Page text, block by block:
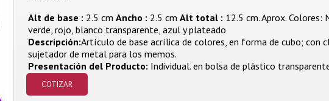
Alt de base : 2.5 cm Ancho : 2.5 cm Alt total : 12.5 cm. Aprox. Colores:
verde, rojo, blanco transparente, azul y plateado
Descripción:Artículo de base acrílica de colores, en forma de cubo; con
sujetador de metal para los memos.
Presentación del Producto: Individual. en bolsa de plástico
COTIZAR